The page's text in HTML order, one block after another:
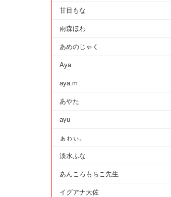
甘目もな
雨森ほわ
あめのじゃく
Aya
aya.m
あやた
ayu
ぁゎぃ。
淡水ふな
あんころもちこ先生
イグアナ大佐